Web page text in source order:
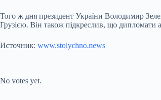
Того ж дня президент України Володимир
Грузією. Він також підкреслив, що дипломати
Источник: www.stolychno.news
No votes yet.